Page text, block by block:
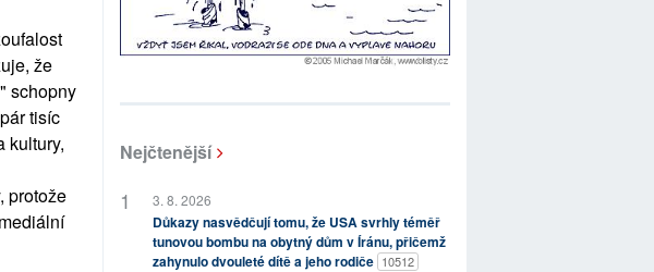
že
schopny
tisíc
kultury,
protože
Nejčtenější
3. 8. 2026
Důkazy nasvědčují tomu, že USA svrhly téměř
tunovou bombu na obytný dům v Íránu, přičemž
zahynulo dvouleté dítě a jeho rodiče 10512